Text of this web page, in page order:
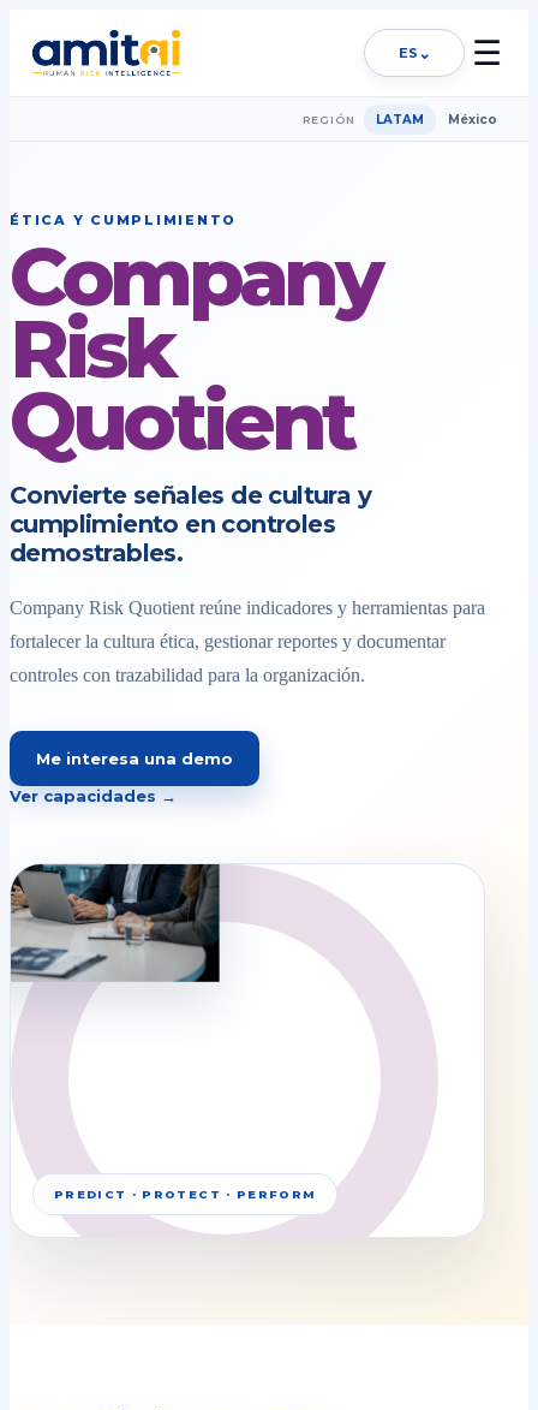
ES ⌄ ☰
REGIÓN LATAM México
ÉTICA Y CUMPLIMIENTO
Company
Risk
Quotient
Convierte señales de cultura y
cumplimiento en controles
demostrables.
Company Risk Quotient reúne indicadores y herramientas para
fortalecer la cultura ética, gestionar reportes y documentar
controles con trazabilidad para la organización.
Me interesa una demo
Ver capacidades →
PREDICT · PROTECT · PERFORM